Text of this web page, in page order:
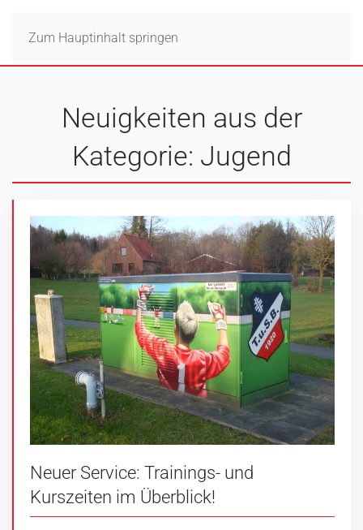
Zum Hauptinhalt springen
Neuigkeiten aus der
Kategorie: Jugend
Neuer Service: Trainings- und
Kurszeiten im Überblick!